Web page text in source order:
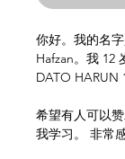
你好。我的名
Hafzan。我 12
DATO HARUN
希望有人可以
我学习。 非常感